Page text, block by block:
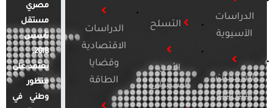
الدراسات
الآسيوية
الدراسات
الأفريقية
التسلح
الأمن
السيبراني
الدراسات
الاقتصادية
وقضايا
الطاقة
مصري
مستقل
تأسس
2018.
يعتمد على
منظور
وطني في